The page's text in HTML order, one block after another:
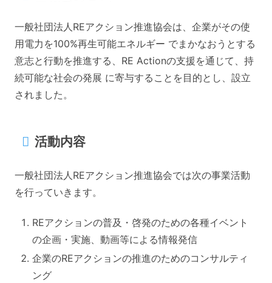
一般社団法人REアクション推進協会は、企業がその使
用電力を100%再生可能エネルギー でまかなおうとする
意志と行動を推進する、RE Actionの支援を通じて、持
続可能な社会の発展 に寄与することを目的とし、設立
されました。
活動内容
一般社団法人REアクション推進協会では次の事業活動
を行っていきます。
REアクションの普及・啓発のための各種イベント
の企画・実施、動画等による情報発信
企業のREアクションの推進のためのコンサルティ
ング